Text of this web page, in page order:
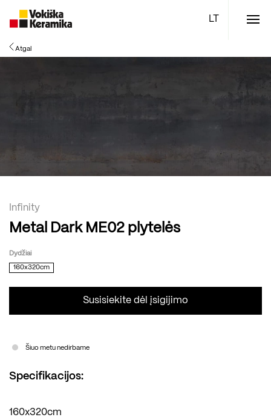
Atgal
Infinity
Metal Dark ME02 plytelės
Dydžiai
160x320cm
Susisiekite dėl įsigijimo
Šiuo metu nedirbame
Specifikacijos:
160x320cm
Meniu
Plytelės
Specialūs pasiūlymai